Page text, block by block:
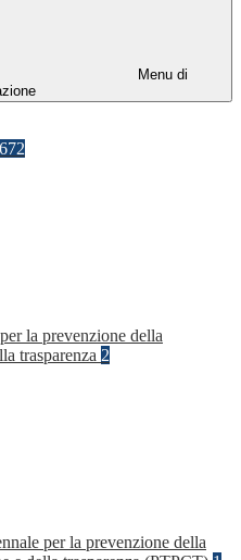
Menu di
672
la prevenzione della
trasparenza 2
per la prevenzione della